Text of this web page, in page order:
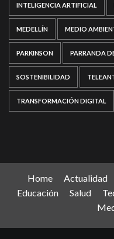
INTELIGENCIA ARTIFICIAL
MEDELLÍN MEDIO
PARKINSON PARRANDA
SOSTENIBILIDAD
TRANSFORMACIÓN DIGITAL
Home Actualidad
Educación
Salud